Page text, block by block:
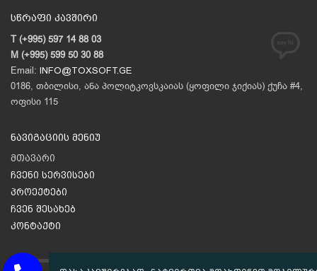
სწრაფი კავშირი
T (+995) 597 14 88 03
M (+995) 599 50 30 88
Email: INFO@TOXSOFT.GE
0186, თბილისი, ანა პოლიტკოვსკაიას (ყოფილი ჯიქიას) ქუჩა #4,
ოფისი 115
ნავიგაციის მენიუ
მთავარი
ჩვენი სერვისები
პროექტები
ჩვენ შესახებ
კონტაქტი